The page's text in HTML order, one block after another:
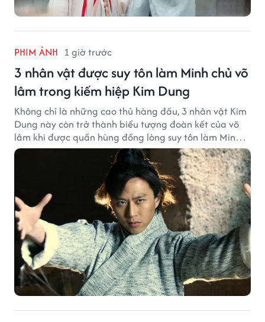
PHIM ẢNH 1 giờ trước
3 nhân vật được suy tôn làm Minh chủ võ
lâm trong kiếm hiệp Kim Dung
Không chỉ là những cao thủ hàng đầu, 3 nhân vật Kim
Dung này còn trở thành biểu tượng đoàn kết của võ
lâm khi được quần hùng đồng lòng suy tôn làm Minh
chủ.